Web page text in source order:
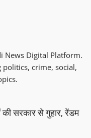
News Digital Platform.
crime, social,
की सरकार से गुहार, रेंडम